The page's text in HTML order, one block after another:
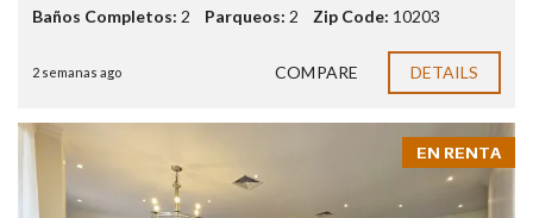
Baños Completos: 2 Parqueos: 2 Zip Code: 10203
2 semanas ago COMPARE DETAILS
EN RENTA